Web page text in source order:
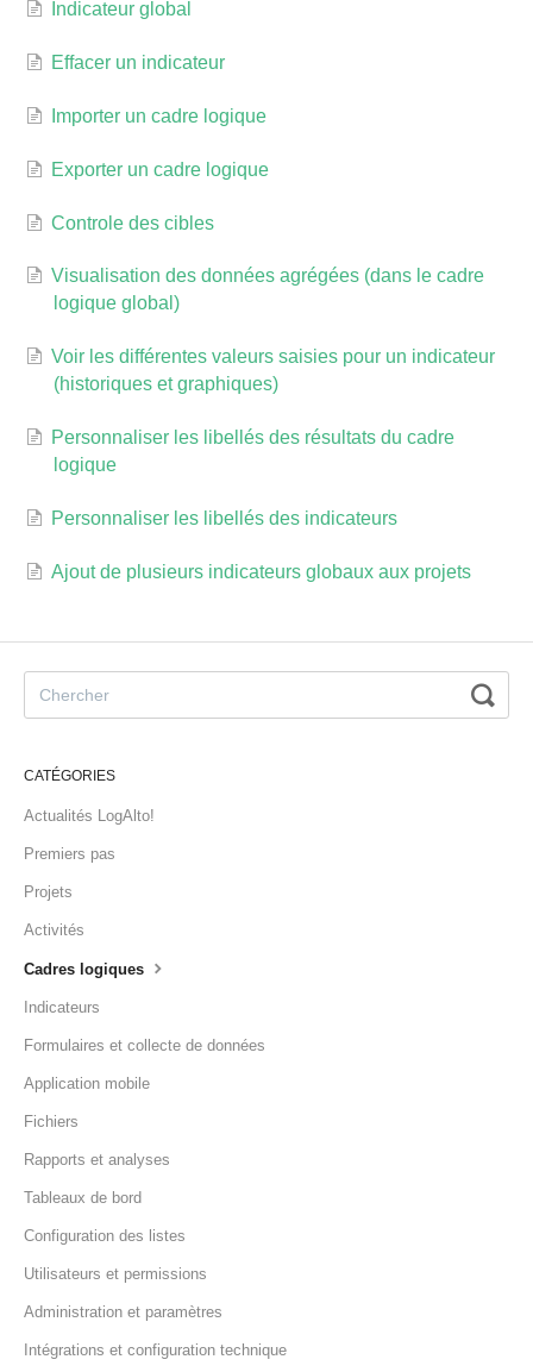
Indicateur global
Effacer un indicateur
Importer un cadre logique
Exporter un cadre logique
Controle des cibles
Visualisation des données agrégées (dans le cadre
logique global)
Voir les différentes valeurs saisies pour un indicateur
(historiques et graphiques)
Personnaliser les libellés des résultats du cadre
logique
Personnaliser les libellés des indicateurs
Ajout de plusieurs indicateurs globaux aux projets
CATÉGORIES
Actualités LogAlto!
Premiers pas
Projets
Activités
Cadres logiques
Indicateurs
Formulaires et collecte de données
Application mobile
Fichiers
Rapports et analyses
Tableaux de bord
Configuration des listes
Utilisateurs et permissions
Administration et paramètres
Intégrations et configuration technique